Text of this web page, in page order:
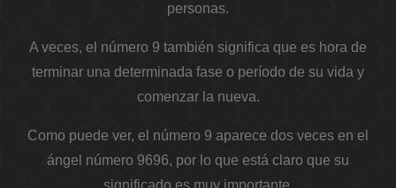
personas.
A veces, el número 9 también significa que es hora de
terminar una determinada fase o período de su vida y
comenzar la nueva.
Como puede ver, el número 9 aparece dos veces en el
ángel número 9696, por lo que está claro que su